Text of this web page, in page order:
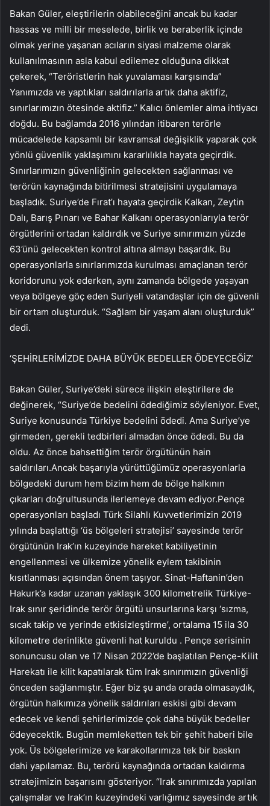
Bakan Güler, eleştirilerin olabileceğini ancak bu kadar
hassas ve milli bir meselede, birlik ve beraberlik içinde
olmak yerine yaşanan acıların siyasi malzeme olarak
kullanılmasının asla kabul edilemez olduğuna dikkat
çekerek, “Teröristlerin hak yuvalaması karşısında”
Yanımızda ve yaptıkları saldırılarla artık daha aktifiz,
sınırlarımızın ötesinde aktifiz.” Kalıcı önlemler alma ihtiyacı
doğdu. Bu bağlamda 2016 yılından itibaren terörle
mücadelede kapsamlı bir kavramsal değişiklik yaparak çok
yönlü güvenlik yaklaşımını kararlılıkla hayata geçirdik.
Sınırlarımızın güvenliğinin gelecekten sağlanması ve
terörün kaynağında bitirilmesi stratejisini uygulamaya
başladık. Suriye’de Fırat’ı hayata geçirdik Kalkan, Zeytin
Dalı, Barış Pınarı ve Bahar Kalkanı operasyonlarıyla terör
örgütlerini ortadan kaldırdık ve Suriye sınırımızın yüzde
63’ünü gelecekten kontrol altına almayı başardık. Bu
operasyonlarla sınırlarımızda kurulması amaçlanan terör
koridorunu yok ederken, aynı zamanda bölgede yaşayan
veya bölgeye göç eden Suriyeli vatandaşlar için de güvenli
bir ortam oluşturduk. “Sağlam bir yaşam alanı oluşturduk”
dedi.
‘ŞEHİRLERİMİZDE DAHA BÜYÜK BEDELLER ÖDEYECEĞİZ’
Bakan Güler, Suriye’deki sürece ilişkin eleştirilere de
değinerek, “Suriye’de bedelini ödediğimiz söyleniyor. Evet,
Suriye konusunda Türkiye bedelini ödedi. Ama Suriye’ye
girmeden, gerekli tedbirleri almadan önce ödedi. Bu da
oldu. Az önce bahsettiğim terör örgütünün hain
saldırıları.Ancak başarıyla yürüttüğümüz operasyonlarla
bölgedeki durum hem bizim hem de bölge halkının
çıkarları doğrultusunda ilerlemeye devam ediyor.Pençe
operasyonları başladı Türk Silahlı Kuvvetlerimizin 2019
yılında başlattığı ‘üs bölgeleri stratejisi’ sayesinde terör
örgütünün Irak’ın kuzeyinde hareket kabiliyetinin
engellenmesi ve ülkemize yönelik eylem takibinin
kısıtlanması açısından önem taşıyor. Sinat-Haftanin’den
Hakurk’a kadar uzanan yaklaşık 300 kilometrelik Türkiye-
Irak sınır şeridinde terör örgütü unsurlarına karşı ‘sızma,
sıcak takip ve yerinde etkisizleştirme’, ortalama 15 ila 30
kilometre derinlikte güvenli hat kuruldu . Pençe serisinin
sonuncusu olan ve 17 Nisan 2022’de başlatılan Pençe-Kilit
Harekatı ile kilit kapatılarak tüm Irak sınırımızın güvenliği
önceden sağlanmıştır. Eğer biz şu anda orada olmasaydık,
örgütün halkımıza yönelik saldırıları eskisi gibi devam
edecek ve kendi şehirlerimizde çok daha büyük bedeller
ödeyecektik. Bugün memleketten tek bir şehit haberi bile
yok. Üs bölgelerimize ve karakollarımıza tek bir baskın
dahi yapılamaz. Bu, terörü kaynağında ortadan kaldırma
stratejimizin başarısını gösteriyor. “Irak sınırımızda yapılan
çalışmalar ve Irak’ın kuzeyindeki varlığımız sayesinde artık